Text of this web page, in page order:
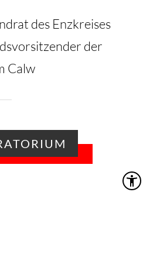
des Enzkreises
der
Calw